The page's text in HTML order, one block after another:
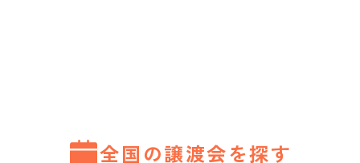
全国の譲渡会を探す